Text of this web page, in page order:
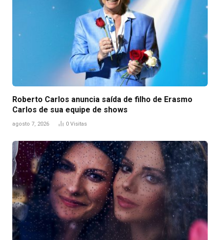
Roberto Carlos anuncia saída de filho de Erasmo
Carlos de sua equipe de shows
agosto 7, 2026 0 Visitas